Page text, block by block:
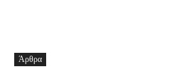
Άρθρα